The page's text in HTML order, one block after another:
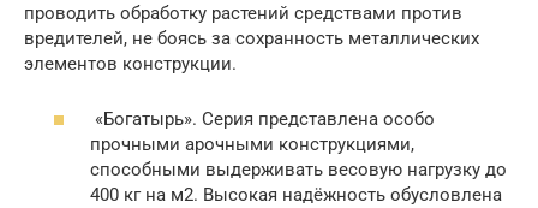
проводить обработку растений средствами против
вредителей, не боясь за сохранность металлических
элементов конструкции.
«Богатырь». Серия представлена особо
прочными арочными конструкциями,
способными выдерживать весовую нагрузку до
400 кг на м2. Высокая надёжность обусловлена